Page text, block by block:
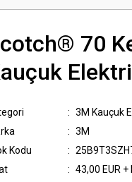
70
3M Kauçuk
3M
Kodu
43,00 EUR +